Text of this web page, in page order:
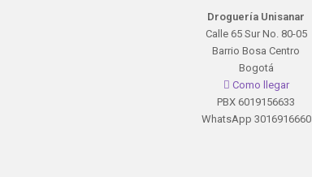
Droguería Unisanar
Calle 65 Sur No. 80-05
Barrio Bosa Centro
Bogotá
Como llegar
PBX 6019156633
WhatsApp 3016916660